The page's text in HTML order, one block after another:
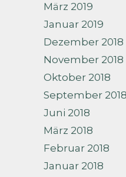
März 2019
Januar 2019
Dezember 2018
November 2018
Oktober 2018
September 2018
Juni 2018
März 2018
Februar 2018
Januar 2018